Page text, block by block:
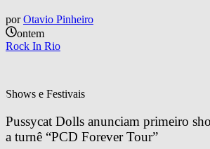
por Otavio Pinheiro
ontem
Rock In Rio
Shows e Festivais
Pussycat Dolls anunciam primeiro
a turnê “PCD Forever Tour”